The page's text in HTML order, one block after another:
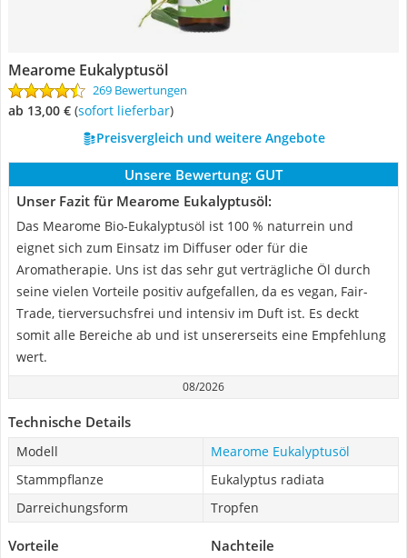
Mearome Eukalyptusöl
269 Bewertungen
ab 13,00 € ( Sofort lieferbar)
Preisvergleich und weitere Angebote
Unsere Bewertung: GUT
Unser Fazit für Mearome Eukalyptusöl:
Das Mearome Bio-Eukalyptusöl ist 100 % naturrein und
eignet sich zum Einsatz im Diffuser oder für die
Aromatherapie. Uns ist das sehr gut verträgliche Öl durch
seine vielen Vorteile positiv aufgefallen, da es vegan, Fair-
Trade, tierversuchsfrei und intensiv im Duft ist. Es deckt
somit alle Bereiche ab und ist unsererseits eine Empfehlung
wert.
08/2026
Technische Details
Modell
Mearome Eukalyptusöl
Stammpflanze
Eukalyptus radiata
Darreichungsform
Tropfen
Vorteile Nachteile